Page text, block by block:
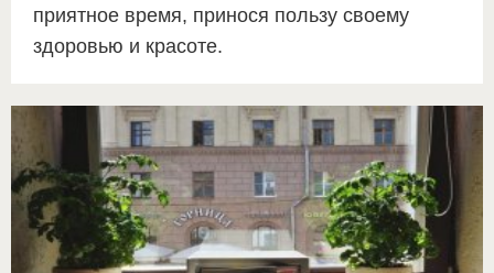
приятное время, принося пользу своему
здоровью и красоте.